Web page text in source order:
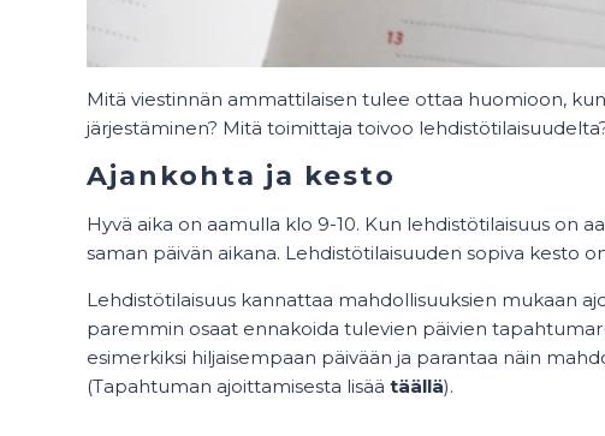
Mitä viestinnän ammattilaisen tulee ottaa huomioon,
järjestäminen? Mitä toimittaja toivoo
Ajankohta ja kesto
Hyvä aika on aamulla klo 9-10. Kun lehdistötilaisuus on
saman päivän aikana. Lehdistötilaisuuden sopiva kesto
Lehdistötilaisuus kannattaa mahdollisuuksien mukaan
paremmin osaat ennakoida tulevien päivien
esimerkiksi hiljaisempaan päivään ja parantaa näin
(Tapahtuman ajoittamisesta lisää täällä).